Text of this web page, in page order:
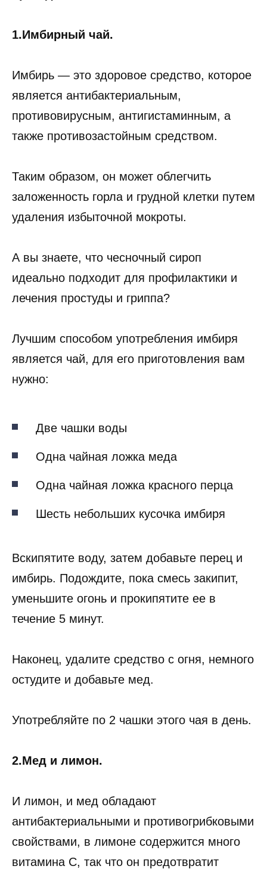
1.Имбирный чай.
Имбирь — это здоровое средство, которое
является антибактериальным,
противовирусным, антигистаминным, а
также противозастойным средством.
Таким образом, он может облегчить
заложенность горла и грудной клетки путем
удаления избыточной мокроты.
А вы знаете, что чесночный сироп
идеально подходит для профилактики и
лечения простуды и гриппа?
Лучшим способом употребления имбиря
является чай, для его приготовления вам
нужно:
Две чашки воды
Одна чайная ложка меда
Одна чайная ложка красного перца
Шесть небольших кусочка имбиря
Вскипятите воду, затем добавьте перец и
имбирь. Подождите, пока смесь закипит,
уменьшите огонь и прокипятите ее в
течение 5 минут.
Наконец, удалите средство с огня, немного
остудите и добавьте мед.
Употребляйте по 2 чашки этого чая в день.
2.Мед и лимон.
И лимон, и мед обладают
антибактериальными и противогрибковыми
свойствами, в лимоне содержится много
витамина С, так что он предотвратит